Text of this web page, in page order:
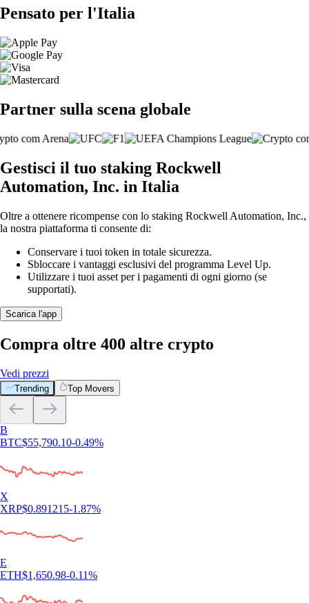
Pensato per l'Italia
Partner sulla scena globale
Gestisci il tuo staking Rockwell
Automation, Inc. in Italia
Oltre a ottenere ricompense con lo staking Rockwell Automation, Inc.,
la nostra piattaforma ti consente di:
Conservare i tuoi token in totale sicurezza.
Sbloccare i vantaggi esclusivi del programma Level Up.
Utilizzare i tuoi asset per i pagamenti di ogni giorno (se
supportati).
Scarica l'app
Compra oltre 400 altre crypto
Vedi prezzi
Trending Top Movers
B
BTC$55,790.10-0.49%
X
XRP$0.891215-1.87%
E
ETH$1,650.98-0.11%